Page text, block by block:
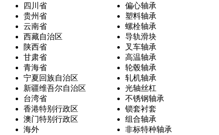
四川省
贵州省
云南省
西藏自治区
陕西省
甘肃省
青海省
宁夏回族自治区
新疆维吾尔自治区
台湾省
香港特别行政区
澳门特别行政区
海外
偏心轴承
塑料轴承
螺栓轴承
导轨滑块
叉车轴承
高温轴承
轮毂轴承
轧机轴承
光轴丝杠
不锈钢轴承
锁套衬套
组合轴承
非标特种轴承